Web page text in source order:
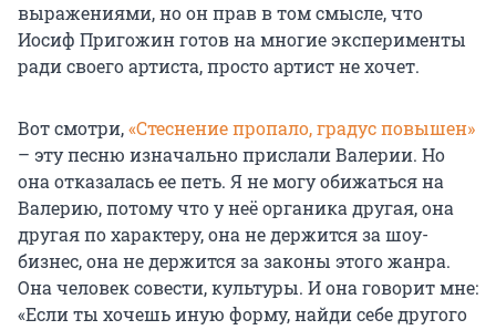
выражениями, но он прав в том смысле, что
Иосиф Пригожин готов на многие эксперименты
ради своего артиста, просто артист не хочет.
Вот смотри,«Стеснение пропало, градус повышен»
– эту песню изначально прислали Валерии. Но
она отказалась ее петь. Я не могу обижаться на
Валерию, потому что у неё органика другая, она
другая по характеру, она не держится за шоу-
бизнес, она не держится за законы этого жанра.
Она человек совести, культуры. И она говорит мне:
«Если ты хочешь иную форму, найди себе другого